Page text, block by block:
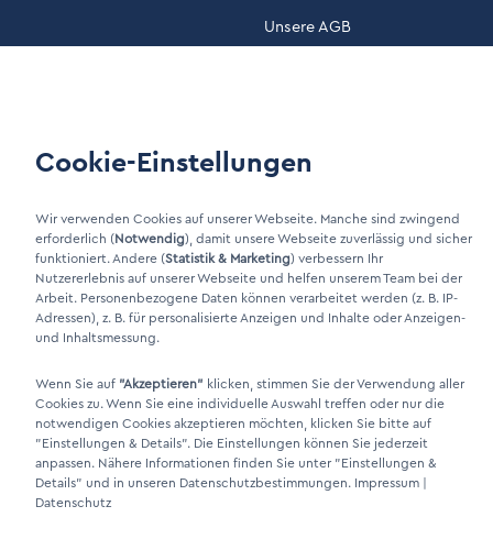
Wartung
Unsere AGB
Xing Link
DINO Dampferzeuger GmbH - Elektrische Dampferzeuger "Made in
Germany" 2026
Cookie-Einstellungen
Wir verwenden Cookies auf unserer Webseite. Manche sind zwingend
erforderlich (Notwendig), damit unsere Webseite zuverlässig und sicher
funktioniert. Andere (Statistik & Marketing) verbessern Ihr
Nutzererlebnis auf unserer Webseite und helfen unserem Team bei der
Arbeit. Personenbezogene Daten können verarbeitet werden (z. B. IP-
Adressen), z. B. für personalisierte Anzeigen und Inhalte oder Anzeigen-
und Inhaltsmessung.
Wenn Sie auf "Akzeptieren" klicken, stimmen Sie der Verwendung aller
Cookies zu. Wenn Sie eine individuelle Auswahl treffen oder nur die
notwendigen Cookies akzeptieren möchten, klicken Sie bitte auf
"Einstellungen & Details". Die Einstellungen können Sie jederzeit
anpassen. Nähere Informationen finden Sie unter "Einstellungen &
Details" und in unseren Datenschutzbestimmungen. Impressum |
Datenschutz